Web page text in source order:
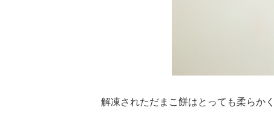
解凍されただまこ餅はとっても柔らか